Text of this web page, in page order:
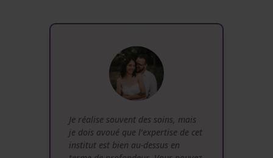
Je réalise souvent des soins, mais
je dois avoué que l’expertise de cet
institut est bien au-dessus en